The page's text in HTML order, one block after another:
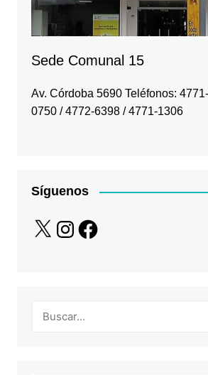
Sede Comunal 15
Av. Córdoba 5690 Teléfonos:
0750 / 4772-6398 / 4771-1306
Síguenos
X InstagramFacebook